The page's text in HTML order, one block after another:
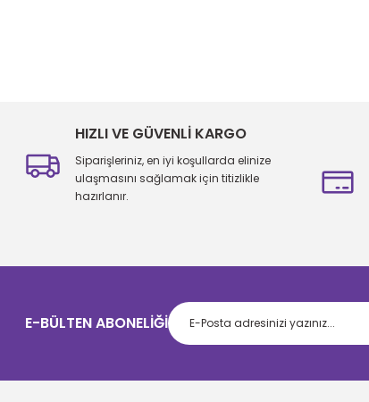
Ürün fiyatı diğer sitelerden daha pahalı.
Bu ürüne benzer farklı alternatifler olmalı.
HIZLI VE GÜVENLİ KARGO
Siparişleriniz, en iyi koşullarda elinize
ulaşmasını sağlamak için titizlikle
hazırlanır.
E-BÜLTEN ABONELİĞİ